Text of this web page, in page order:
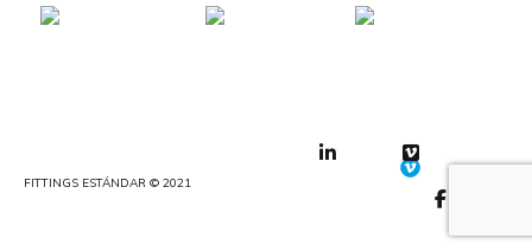
FITTINGS ESTÁNDAR © 2021